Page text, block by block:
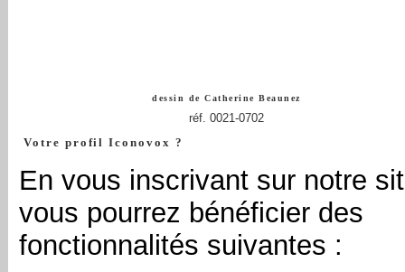
dessin deCatherine Beaunez
réf. 0021-0702
Votre profil Iconovox ?
En vous inscrivant sur notre
vous pourrez bénéficier des
fonctionnalités suivantes :